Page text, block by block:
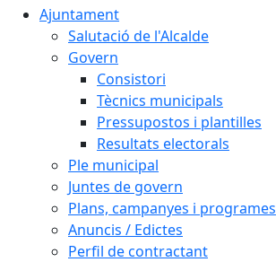
Ajuntament
Salutació de l'Alcalde
Govern
Consistori
Tècnics municipals
Pressupostos i plantilles
Resultats electorals
Ple municipal
Juntes de govern
Plans, campanyes i programes
Anuncis / Edictes
Perfil de contractant